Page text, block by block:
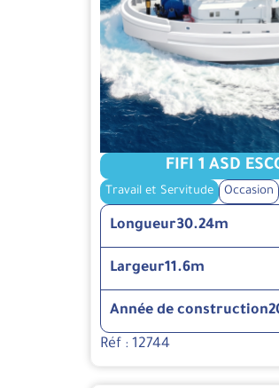
FIFI 1 ASD
Travail et Servitude Occasion
Longueur30.24m
Largeur11.6m
Année de construction
Réf : 12744